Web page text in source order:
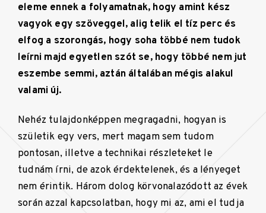
eleme ennek a folyamatnak, hogy amint kész
vagyok egy szöveggel, alig telik el tíz perc és
elfog a szorongás, hogy soha többé nem tudok
leírni majd egyetlen szót se, hogy többé nem jut
eszembe semmi, aztán általában mégis alakul
valami új.
Nehéz tulajdonképpen megragadni, hogyan is
születik egy vers, mert magam sem tudom
pontosan, illetve a technikai részleteket le
tudnám írni, de azok érdektelenek, és a lényeget
nem érintik. Három dolog körvonalazódott az évek
során azzal kapcsolatban, hogy mi az, ami el tudja